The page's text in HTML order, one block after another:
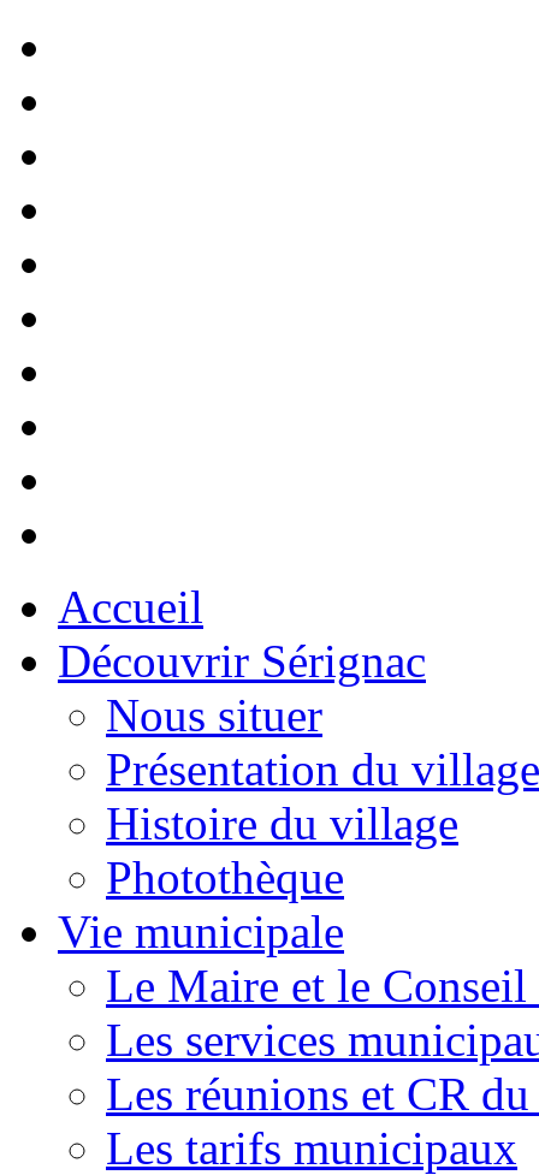
Accueil
Découvrir Sérignac
Nous situer
Présentation du village
Histoire du village
Photothèque
Vie municipale
Le Maire et le
Les services
Les réunions et CR
Les tarifs municipaux